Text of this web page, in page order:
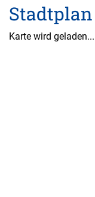
Stadtplan
Karte wird geladen...